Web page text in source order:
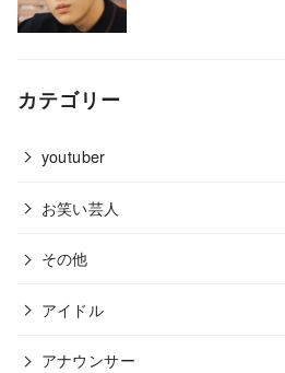
カテゴリー
youtuber
お笑い芸人
その他
アイドル
アナウンサー